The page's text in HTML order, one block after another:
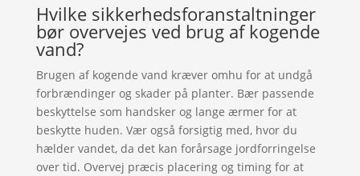
Hvilke sikkerhedsforanstaltninger
bør overvejes ved brug af kogende
vand?
Brugen af kogende vand kræver omhu for at undgå
forbrændinger og skader på planter. Bær passende
beskyttelse som handsker og lange ærmer for at
beskytte huden. Vær også forsigtig med, hvor du
hælder vandet, da det kan forårsage jordforringelse
over tid. Overvej præcis placering og timing for at